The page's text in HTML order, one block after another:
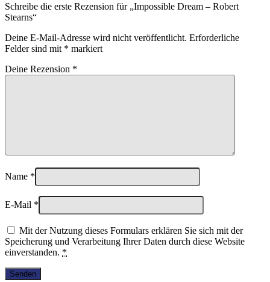
Schreibe die erste Rezension für „Impossible Dream – Robert
Stearns“
Deine E-Mail-Adresse wird nicht veröffentlicht. Erforderliche
Felder sind mit * markiert
Deine Rezension *
Name *
E-Mail *
Mit der Nutzung dieses Formulars erklären Sie sich mit der
Speicherung und Verarbeitung Ihrer Daten durch diese Website
einverstanden. *